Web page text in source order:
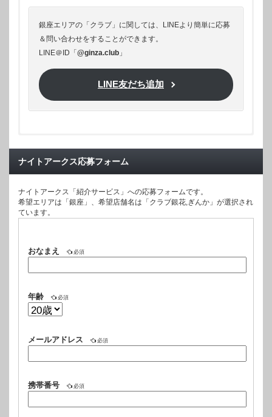
銀座エリアの「クラブ」に関しては、LINEより簡単に応募
＆問い合わせをすることができます。
LINE＠ID「@ginza.club 」
LINE友だち追加
ナイトアークス応募フォーム
ナイトアークス「紹介サービス」への応募フォームです。
希望エリアは「銀座」、希望店舗名は「クラブ銀花,ぎんか」が選択され
ています。
おなまえ 必須
年齢 必須
メールアドレス 必須
携帯番号 必須